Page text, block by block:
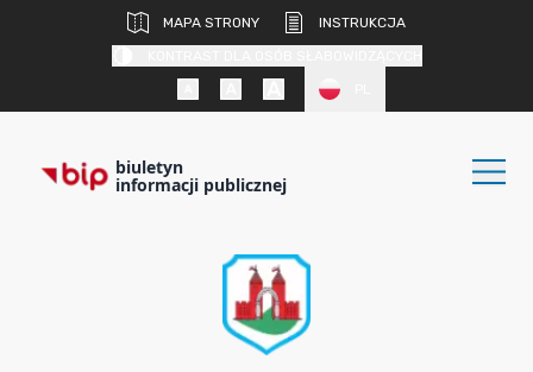
MAPA STRONY
INSTRUKCJA
biuletyn
informacji publicznej